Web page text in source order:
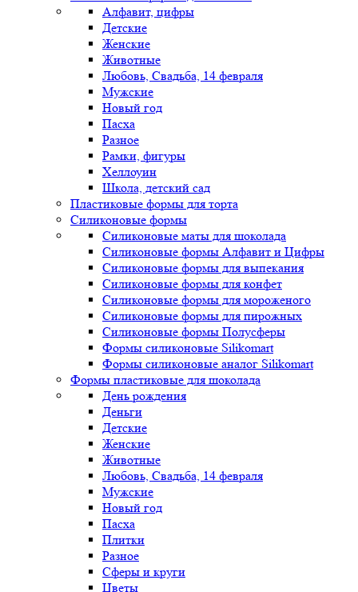
Алфавит, цифры
Детские
Женские
Животные
Любовь, Свадьба, 14 февраля
Мужские
Новый год
Пасха
Разное
Рамки, фигуры
Хеллоуин
Школа, детский сад
Пластиковые формы для торта
Силиконовые формы
Силиконовые маты для шоколада
Силиконовые формы Алфавит и Цифры
Силиконовые формы для выпекания
Силиконовые формы для конфет
Силиконовые формы для мороженого
Силиконовые формы для пирожных
Силиконовые формы Полусферы
Формы силиконовые Silikomart
Формы силиконовые аналог Silikomart
Формы пластиковые для шоколада
День рождения
Деньги
Детские
Женские
Животные
Любовь, Свадьба, 14 февраля
Мужские
Новый год
Пасха
Плитки
Разное
Сферы и круги
Цветы